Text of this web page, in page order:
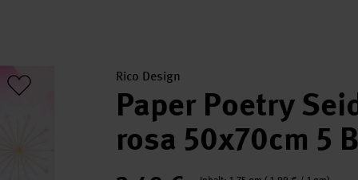
Rico Design
Paper Poetry
rosa 50x70cm 5